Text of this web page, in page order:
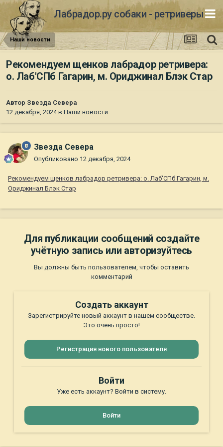
Лабрадор.ру собаки - ретриверы
Наши новости
Рекомендуем щенков лабрадор ретривера:
о. Лаб'СПб Гагарин, м. Ориджинал Блэк Стар
Автор Звезда Севера
12 декабря, 2024в Наши новости
Звезда Севера
Опубликовано 12 декабря, 2024
Рекомендуем щенков лабрадор ретривера: о. Лаб'СПб Гагарин, м.
Ориджинал Блэк Стар
Для публикации сообщений создайте
учётную запись или авторизуйтесь
Вы должны быть пользователем, чтобы оставить
комментарий
Создать аккаунт
Зарегистрируйте новый аккаунт в нашем сообществе.
Это очень просто!
Регистрация нового пользователя
Войти
Уже есть аккаунт? Войти в систему.
Войти